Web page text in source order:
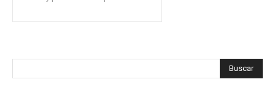
Buscar